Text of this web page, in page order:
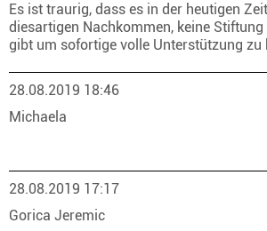
Es ist traurig, dass es in der heutigen
diesartigen Nachkommen, keine
gibt um sofortige volle Unterstützung zu
28.08.2019 18:46
Michaela
28.08.2019 17:17
Gorica Jeremic